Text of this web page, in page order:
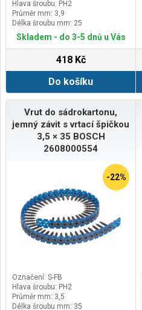
Hlava šroubu: PH2
Průměr mm: 3,9
Délka šroubu mm: 25
Skladem - do 3-5 dnů u Vás
418 Kč
Do košíku
Vrut do sádrokartonu,
jemný závit s vrtací špičkou
3,5 × 35 BOSCH
2608000554
-22%
Označení: S-FB
Hlava šroubu: PH2
Průměr mm: 3,5
Délka šroubu mm: 35